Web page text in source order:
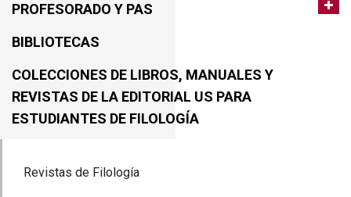
PROFESORADO Y PAS
BIBLIOTECAS
COLECCIONES DE LIBROS, MANUALES Y
REVISTAS DE LA EDITORIAL US PARA
ESTUDIANTES DE FILOLOGÍA
Revistas de Filología